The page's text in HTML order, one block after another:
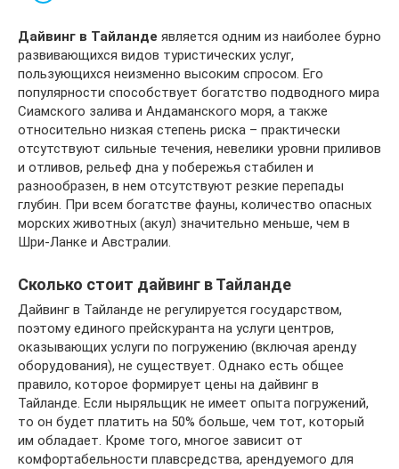
Дайвинг в Тайланде является одним из наиболее бурно
развивающихся видов туристических услуг,
пользующихся неизменно высоким спросом. Его
популярности способствует богатство подводного мира
Сиамского залива и Андаманского моря, а также
относительно низкая степень риска – практически
отсутствуют сильные течения, невелики уровни приливов
и отливов, рельеф дна у побережья стабилен и
разнообразен, в нем отсутствуют резкие перепады
глубин. При всем богатстве фауны, количество опасных
морских животных (акул) значительно меньше, чем в
Шри-Ланке и Австралии.
Сколько стоит дайвинг в Тайланде
Дайвинг в Тайланде не регулируется государством,
поэтому единого прейскуранта на услуги центров,
оказывающих услуги по погружению (включая аренду
оборудования), не существует. Однако есть общее
правило, которое формирует цены на дайвинг в
Тайланде. Если ныряльщик не имеет опыта погружений,
то он будет платить на 50% больше, чем тот, который
им обладает. Кроме того, многое зависит от
комфортабельности плавсредства, арендуемого для